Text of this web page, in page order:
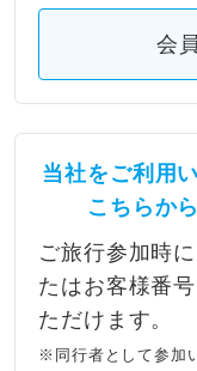
会
当社をご利用
こちらか
ご旅行参加時
たはお客様番
ただけます。
※同行者として参加